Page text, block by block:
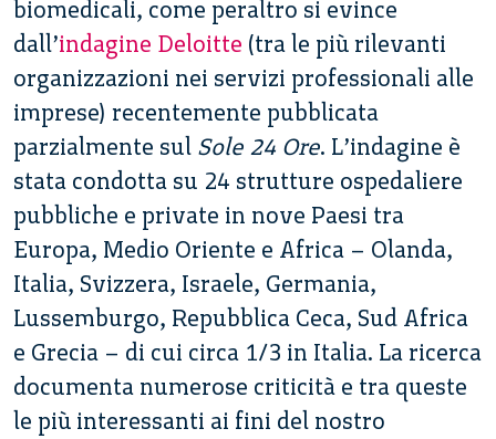
biomedicali, come peraltro si evince
dall’indagine Deloitte (tra le più rilevanti
organizzazioni nei servizi professionali alle
imprese) recentemente pubblicata
parzialmente sul Sole 24 Ore. L’indagine è
stata condotta su 24 strutture ospedaliere
pubbliche e private in nove Paesi tra
Europa, Medio Oriente e Africa – Olanda,
Italia, Svizzera, Israele, Germania,
Lussemburgo, Repubblica Ceca, Sud Africa
e Grecia – di cui circa 1/3 in Italia. La ricerca
documenta numerose criticità e tra queste
le più interessanti ai fini del nostro